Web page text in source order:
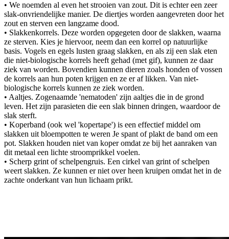
• We noemden al even het strooien van zout. Dit is echter een zeer
slak-onvriendelijke manier. De diertjes worden aangevreten door het
zout en sterven een langzame dood.
• Slakkenkorrels. Deze worden opgegeten door de slakken, waarna
ze sterven. Kies je hiervoor, neem dan een korrel op natuurlijke
basis. Vogels en egels lusten graag slakken, en als zij een slak eten
die niet-biologische korrels heeft gehad (met gif), kunnen ze daar
ziek van worden. Bovendien kunnen dieren zoals honden of vossen
de korrels aan hun poten krijgen en ze er af likken. Van niet-
biologische korrels kunnen ze ziek worden.
• Aaltjes. Zogenaamde 'nematoden' zijn aaltjes die in de grond
leven. Het zijn parasieten die een slak binnen dringen, waardoor de
slak sterft.
• Koperband (ook wel 'kopertape') is een effectief middel om
slakken uit bloempotten te weren Je spant of plakt de band om een
pot. Slakken houden niet van koper omdat ze bij het aanraken van
dit metaal een lichte stroomprikkel voelen.
• Scherp grint of schelpengruis. Een cirkel van grint of schelpen
weert slakken. Ze kunnen er niet over heen kruipen omdat het in de
zachte onderkant van hun lichaam prikt.